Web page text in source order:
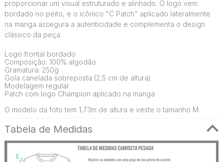
proporcionar um visual estruturado e alinhado. O logo vem
bordado no peito, e o icônico "C Patch" aplicado lateralmente
na manga assegura a autenticidade e complementa o design
clássico da peça.
Logo frontal bordado
Composição: 100% algodão
Gramatura: 250g
Gola canelada sobreposta (2,5 cm de altura)
Modelagem regular
Patch com logo Champion aplicado na manga
O modelo da foto tem 1,73m de altura e veste o tamanho M.
Tabela de Medidas